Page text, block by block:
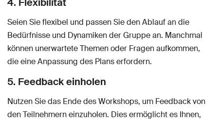
Seien Sie flexibel und passen Sie den Ablauf an die
Bedürfnisse und Dynamiken der Gruppe an. Manchmal
können unerwartete Themen oder Fragen aufkommen,
die eine Anpassung des Plans erfordern.
5. Feedback einholen
Nutzen Sie das Ende des Workshops, um Feedback von
den Teilnehmern einzuholen. Dies ermöglicht es Ihnen,